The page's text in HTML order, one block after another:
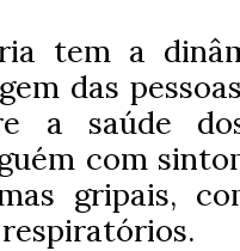
tem a
das
a saúde
com
gripais,